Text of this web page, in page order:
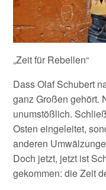
„Zeit für Rebellen“
Dass Olaf Schubert
ganz Großen
unumstößlich.
Osten eingeleitet,
anderen
Doch jetzt, jetzt ist
gekommen: die Zeit